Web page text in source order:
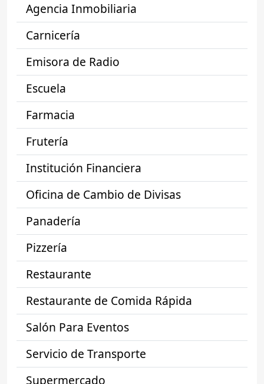
Agencia Inmobiliaria
Carnicería
Emisora de Radio
Escuela
Farmacia
Frutería
Institución Financiera
Oficina de Cambio de Divisas
Panadería
Pizzería
Restaurante
Restaurante de Comida Rápida
Salón Para Eventos
Servicio de Transporte
Supermercado